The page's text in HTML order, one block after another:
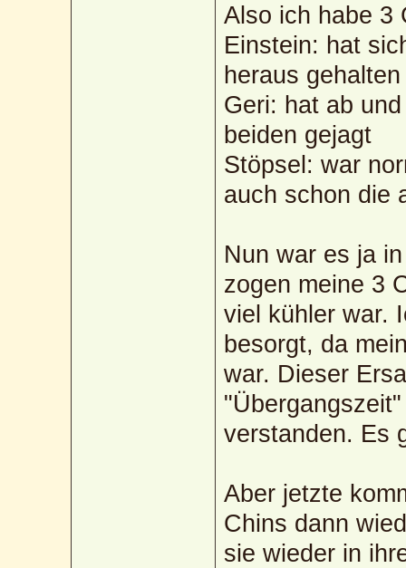
Also ich habe 3
Einstein: hat
heraus gehalten
Geri: hat ab
beiden gejagt
Stöpsel: war
auch schon die
Nun war es ja
zogen meine 3
viel kühler war.
besorgt, da
war. Dieser
verstanden. Es
Aber jetzte
Chins dann
sie wieder in